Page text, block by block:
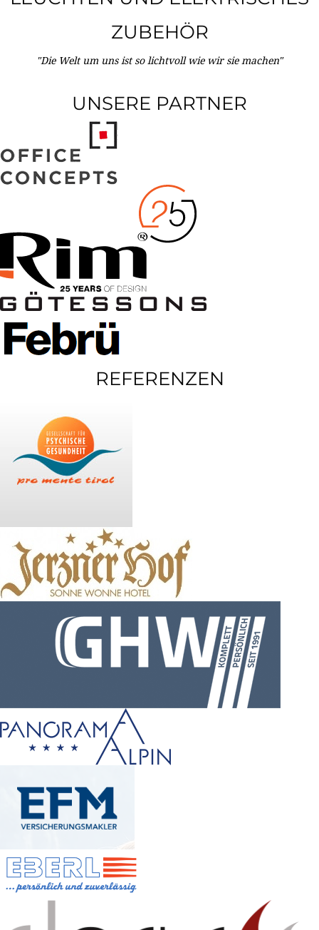
ZUBEHÖR
"Die Welt um uns ist so lichtvoll wie wir sie machen"
UNSERE PARTNER
REFERENZEN